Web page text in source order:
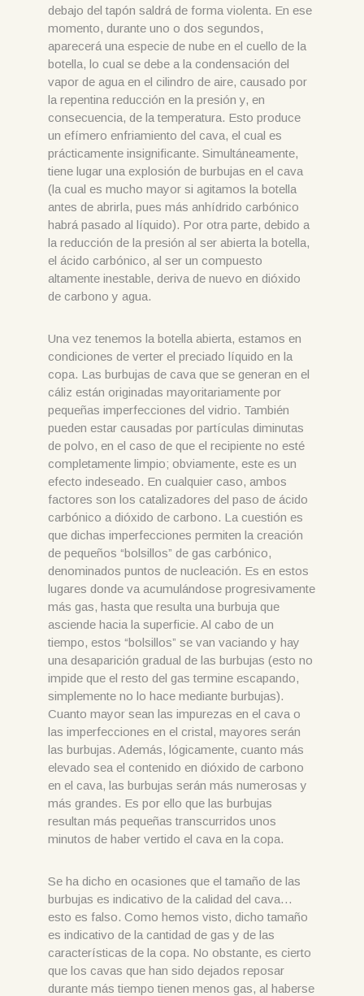
debajo del tapón saldrá de forma violenta. En ese
momento, durante uno o dos segundos,
aparecerá una especie de nube en el cuello de la
botella, lo cual se debe a la condensación del
vapor de agua en el cilindro de aire, causado por
la repentina reducción en la presión y, en
consecuencia, de la temperatura. Esto produce
un efímero enfriamiento del cava, el cual es
prácticamente insignificante. Simultáneamente,
tiene lugar una explosión de burbujas en el cava
(la cual es mucho mayor si agitamos la botella
antes de abrirla, pues más anhídrido carbónico
habrá pasado al líquido). Por otra parte, debido a
la reducción de la presión al ser abierta la botella,
el ácido carbónico, al ser un compuesto
altamente inestable, deriva de nuevo en dióxido
de carbono y agua.
Una vez tenemos la botella abierta, estamos en
condiciones de verter el preciado líquido en la
copa. Las burbujas de cava que se generan en el
cáliz están originadas mayoritariamente por
pequeñas imperfecciones del vidrio. También
pueden estar causadas por partículas diminutas
de polvo, en el caso de que el recipiente no esté
completamente limpio; obviamente, este es un
efecto indeseado. En cualquier caso, ambos
factores son los catalizadores del paso de ácido
carbónico a dióxido de carbono. La cuestión es
que dichas imperfecciones permiten la creación
de pequeños “bolsillos” de gas carbónico,
denominados puntos de nucleación. Es en estos
lugares donde va acumulándose progresivamente
más gas, hasta que resulta una burbuja que
asciende hacia la superficie. Al cabo de un
tiempo, estos “bolsillos” se van vaciando y hay
una desaparición gradual de las burbujas (esto no
impide que el resto del gas termine escapando,
simplemente no lo hace mediante burbujas).
Cuanto mayor sean las impurezas en el cava o
las imperfecciones en el cristal, mayores serán
las burbujas. Además, lógicamente, cuanto más
elevado sea el contenido en dióxido de carbono
en el cava, las burbujas serán más numerosas y
más grandes. Es por ello que las burbujas
resultan más pequeñas transcurridos unos
minutos de haber vertido el cava en la copa.
Se ha dicho en ocasiones que el tamaño de las
burbujas es indicativo de la calidad del cava…
esto es falso. Como hemos visto, dicho tamaño
es indicativo de la cantidad de gas y de las
características de la copa. No obstante, es cierto
que los cavas que han sido dejados reposar
durante más tiempo tienen menos gas, al haberse